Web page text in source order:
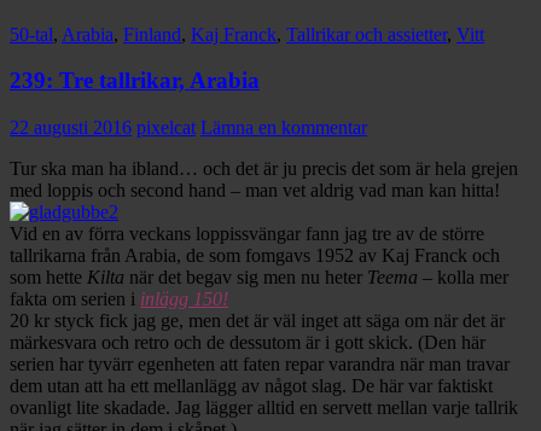
50-tal, Arabia, Finland, Kaj Franck, Tallrikar och assietter, Vitt
239: Tre tallrikar, Arabia
22 augusti 2016 pixelcat Lämna en kommentar
Tur ska man ha ibland… och det är ju precis det som är hela grejen
med loppis och second hand – man vet aldrig vad man kan hitta!
Vid en av förra veckans loppissvängar fann jag tre av de större
tallrikarna från Arabia, de som fomgavs 1952 av Kaj Franck och
som hette Kilta när det begav sig men nu heter Teema – kolla mer
fakta om serien i inlägg 150!
20 kr styck fick jag ge, men det är väl inget att säga om när det är
märkesvara och retro och de dessutom är i gott skick. (Den här
serien har tyvärr egenheten att faten repar varandra när man travar
dem utan att ha ett mellanlägg av något slag. De här var faktiskt
ovanligt lite skadade. Jag lägger alltid en servett mellan varje tallrik